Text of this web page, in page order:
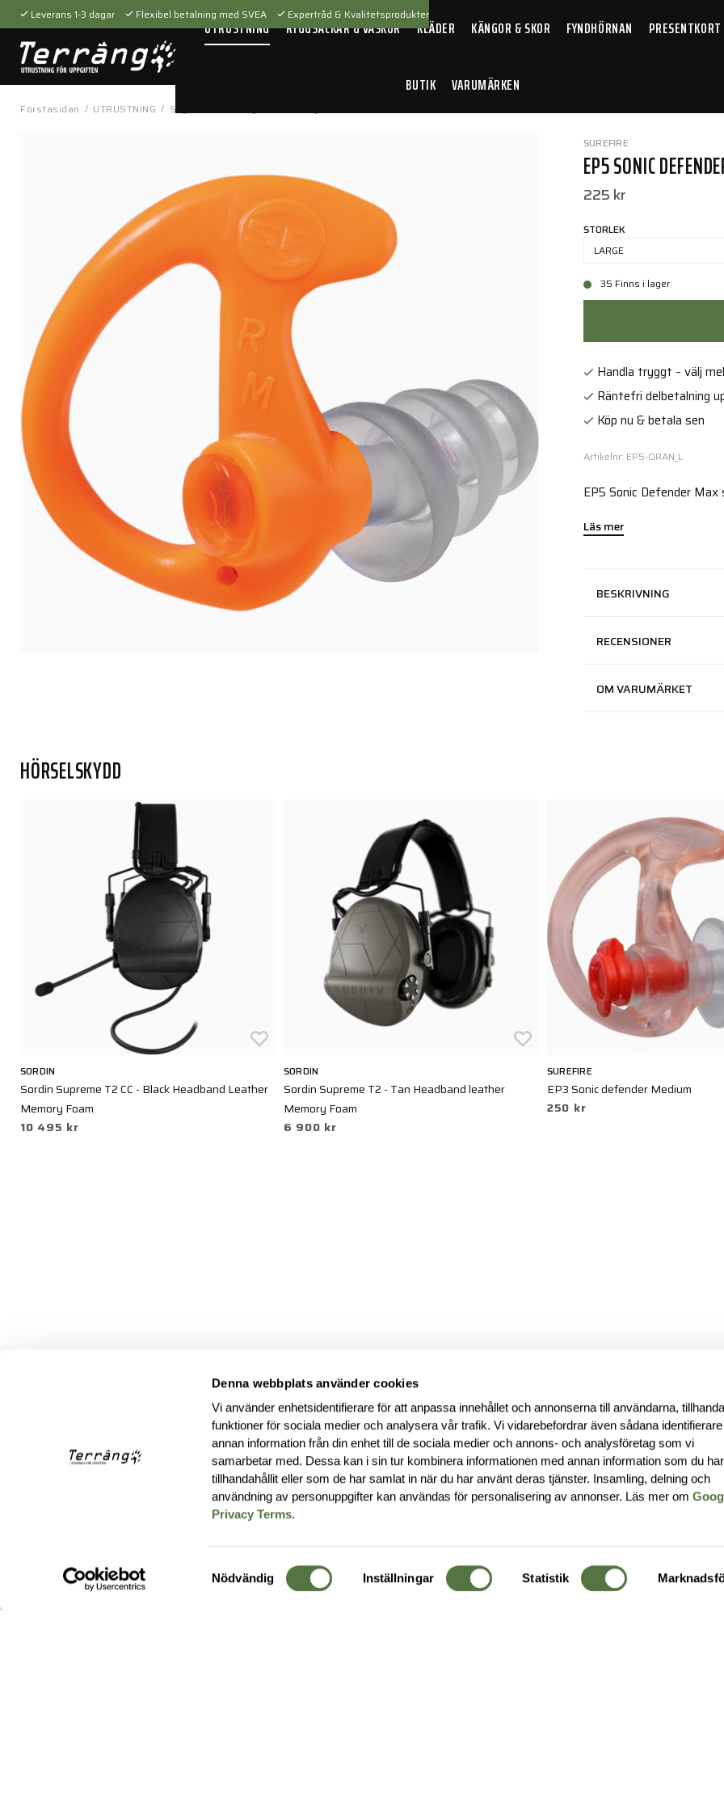
Denna webbplats använder cookies
Vi använder enhetsidentifierare för att anpassa innehållet och annonserna till användarna,
funktioner för sociala medier och analysera vår trafik. Vi vidarebefordrar även sådana
annan information från din enhet till de sociala medier och annons- och analysföretag som vi
samarbetar med. Dessa kan i sin tur kombinera informationen med annan information som du har
tillhandahållit eller som de har samlat in när du har använt deras tjänster. Insamling, delning och
användning av personuppgifter kan användas för personalisering av annonser. Läs mer om
Privacy Terms.
Samtyckesval
Nödvändig Inställningar Statistik
Leverans 1-3 dagar Flexibel betalning med SVEA Expertråd & Kvalitetsprodukter
UTRUSTNING RYGGSÄCKAR & VÄSKOR KLÄDER KÄNGOR & SKOR FYNDHÖRNAN PRESENTKORT
BUTIK VARUMÄRKEN
Förstasidan / UTRUSTNING / Skyddsutrustning
SUREFIRE
EP5 SONIC
225 kr
STORLEK
LARGE
35 Finns i lager
Handla tryggt – välj
Räntefri delbetalning
Köp nu & betala sen
Artikelnr: EP5-ORAN_L
EP5 Sonic Defender
Läs mer
BESKRIVNING
RECENSIONER
OM VARUMÄRKET
HÖRSELSKYDD
SORDIN
Sordin Supreme T2 CC - Black Headband Leather
Memory Foam
10 495 kr
SORDIN
Sordin Supreme T2 - Tan Headband leather
Memory Foam
6 900 kr
SUREFIRE
EP3 Sonic defender Medium
250 kr